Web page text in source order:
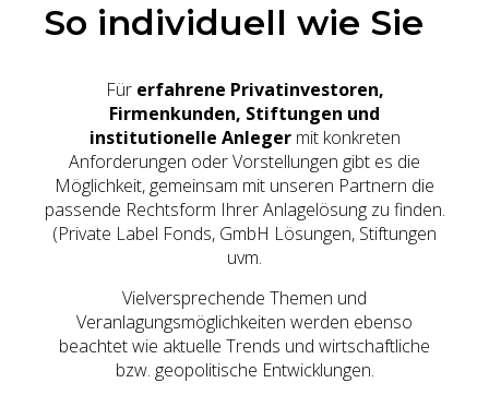
So individuell wie Sie
Für erfahrene Privatinvestoren,
Firmenkunden, Stiftungen und
institutionelle Anlegermit konkreten
Anforderungen oder Vorstellungen gibt es die
Möglichkeit, gemeinsam mit unseren Partnern die
passende Rechtsform Ihrer Anlagelösung zu finden.
(Private Label Fonds, GmbH Lösungen, Stiftungen
uvm.
Vielversprechende Themen und
Veranlagungsmöglichkeiten werden ebenso
beachtet wie aktuelle Trends und wirtschaftliche
bzw. geopolitische Entwicklungen.